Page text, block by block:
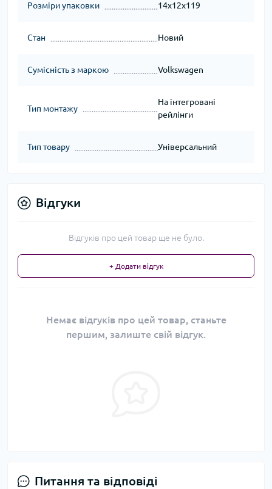
Розміри упаковки 14x12x119
Стан Новий
Сумісність з маркою Volkswagen
Тип монтажу
На інтегровані
рейлінги
Тип товару Універсальний
Відгуки
Відгуків про цей товар ще не було.
+ Додати відгук
Немає відгуків про цей товар, станьте
першим, залиште свій відгук.
Питання та відповіді